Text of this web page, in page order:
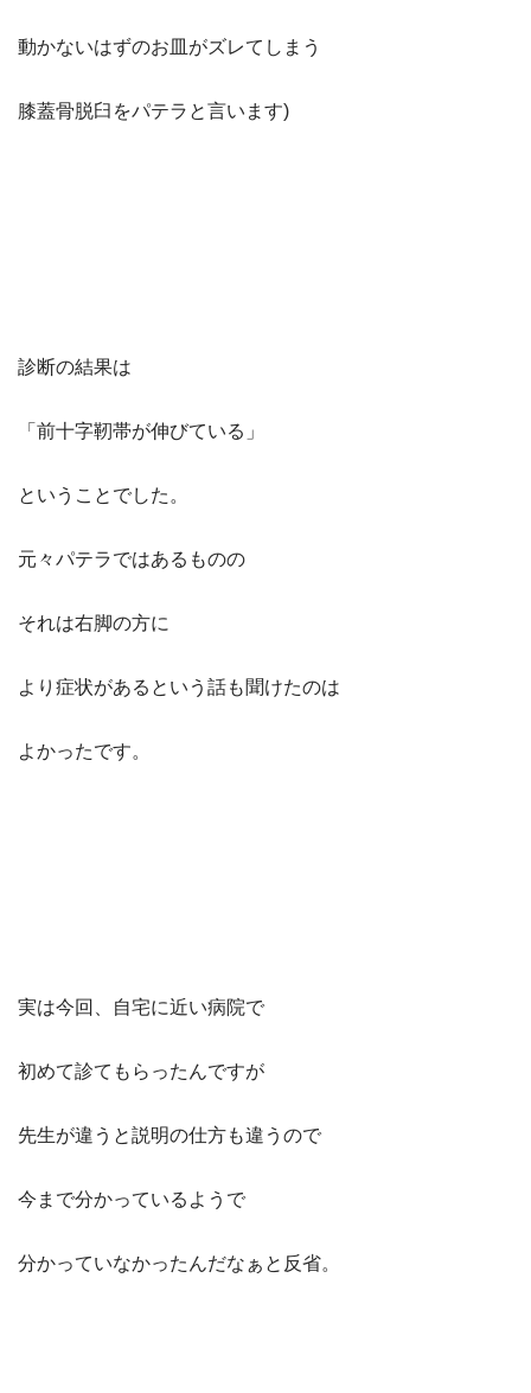
動かないはずのお皿がズレてしまう
膝蓋骨脱臼をパテラと言います)
診断の結果は
「前十字靭帯が伸びている」
ということでした。
元々パテラではあるものの
それは右脚の方に
より症状があるという話も聞けたのは
よかったです。
実は今回、自宅に近い病院で
初めて診てもらったんですが
先生が違うと説明の仕方も違うので
今まで分かっているようで
分かっていなかったんだなぁと反省。